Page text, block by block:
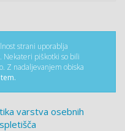
strani uporablja
Nekateri piškotki so bili
Z nadaljevanjem obiska
varstva osebnih